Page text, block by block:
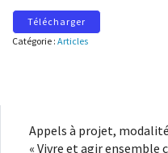
Télécharger
Catégorie : Articles
Appels à projet,
« Vivre et agir ensemble